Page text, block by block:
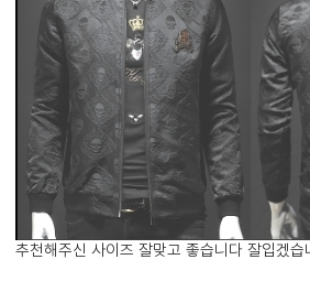
추천해주신 사이즈 잘맞고 좋습니다 잘입겠습